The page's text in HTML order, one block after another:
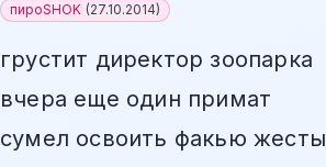
пироSHOK (27.10.2014)
грустит директор зоопарка
вчера еще один примат
сумел освоить факью жесты